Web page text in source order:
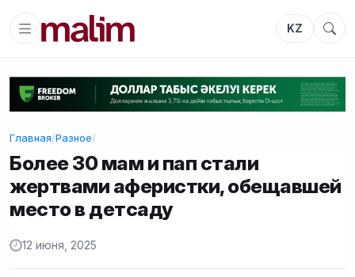
KZ
Главная/Разное/
Более 30 мам и пап стали
жертвами аферистки, обещавшей
место в детсаду
12 июня, 2025